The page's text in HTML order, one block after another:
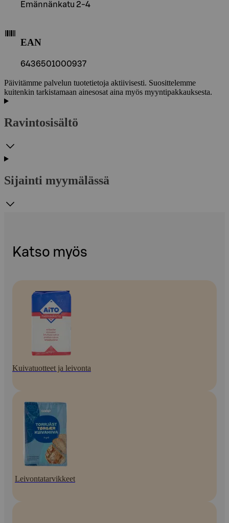
Emännänkatu 2-4
EAN
6436501000937
Päivitämme palvelun tuotetietoja aktiivisesti. Suosittelemme
kuitenkin tarkistamaan ainesosat aina myös myyntipakkauksesta.
Ravintosisältö
Sijainti myymälässä
Katso myös
Kuivatuotteet ja leivonta
Leivontatarvikkeet